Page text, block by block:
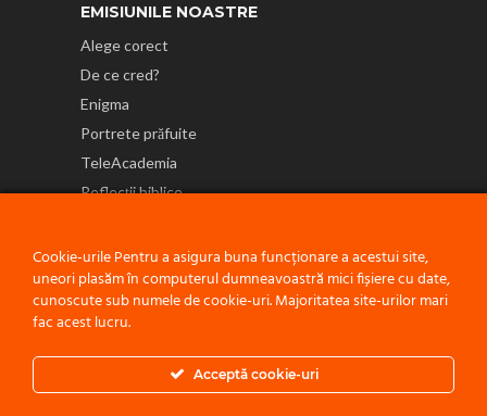
EMISIUNILE NOASTRE
Alege corect
De ce cred?
Enigma
Portrete prăfuite
TeleAcademia
Reflecții biblice
Politică de confidențialitate
Cookie-urile Pentru a asigura buna funcționare a acestui site,
uneori plasăm în computerul dumneavoastră mici fișiere cu date,
cunoscute sub numele de cookie-uri. Majoritatea site-urilor mari
fac acest lucru.
Acceptă cookie-uri